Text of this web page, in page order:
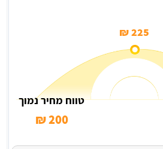
225 ₪
טווח מחיר נמוך
200 ₪